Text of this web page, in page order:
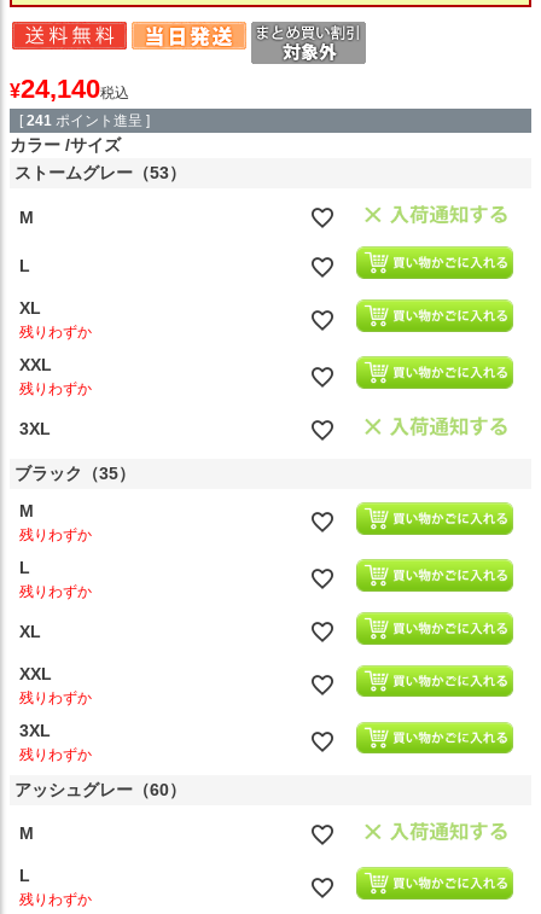
¥24,140税込
[ 241 ポイント進呈 ]
カラー サイズ
ストームグレー（53）
M
L
XL
残りわずか
XXL
残りわずか
3XL
ブラック（35）
M
残りわずか
L
残りわずか
XL
XXL
残りわずか
3XL
残りわずか
アッシュグレー（60）
M
L
残りわずか